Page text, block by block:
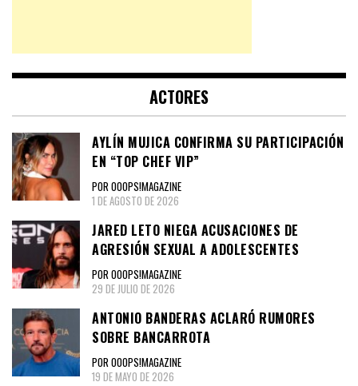
ACTORES
AYLÍN MUJICA CONFIRMA SU PARTICIPACIÓN
EN “TOP CHEF VIP”
POR OOOPS!MAGAZINE
1 DE AGOSTO DE 2026
JARED LETO NIEGA ACUSACIONES DE
AGRESIÓN SEXUAL A ADOLESCENTES
POR OOOPS!MAGAZINE
29 DE JULIO DE 2026
ANTONIO BANDERAS ACLARÓ RUMORES
SOBRE BANCARROTA
POR OOOPS!MAGAZINE
19 DE MAYO DE 2026